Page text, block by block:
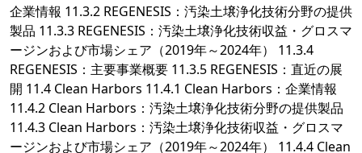
企業情報 11.3.2 REGENESIS：汚染土壌浄化技術分野の提供
製品 11.3.3 REGENESIS：汚染土壌浄化技術収益・グロスマ
ージンおよび市場シェア（2019年～2024年） 11.3.4
REGENESIS：主要事業概要 11.3.5 REGENESIS：直近の展
開 11.4 Clean Harbors 11.4.1 Clean Harbors：企業情報
11.4.2 Clean Harbors：汚染土壌浄化技術分野の提供製品
11.4.3 Clean Harbors：汚染土壌浄化技術収益・グロスマ
ージンおよび市場シェア（2019年～2024年） 11.4.4 Clean